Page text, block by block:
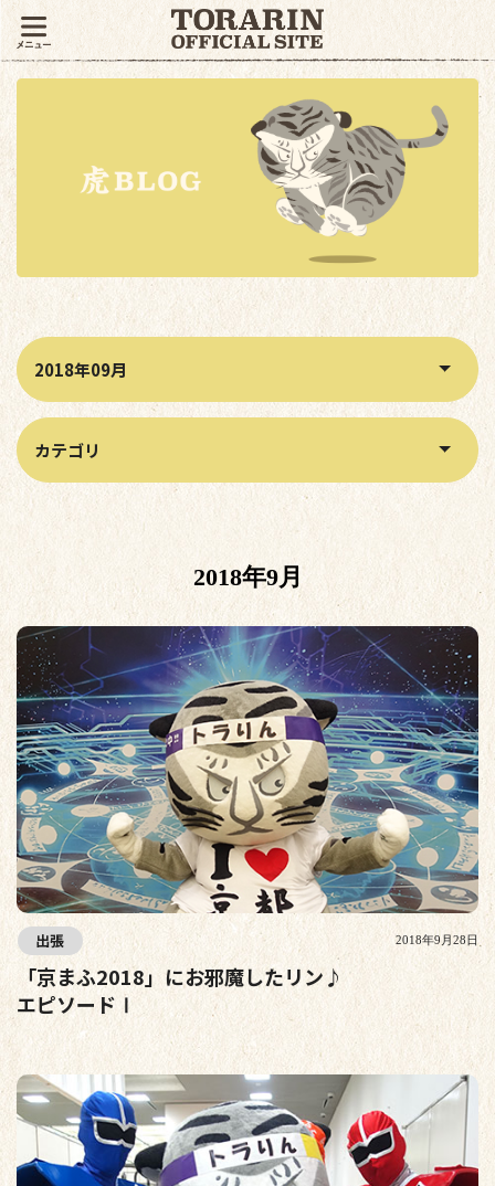
月別アーカイブから記事を絞り込む
カテゴリから記事を絞り込む
2018年9月
出張 2018年9月28日
「京まふ2018」にお邪魔したリン♪
エピソードⅠ